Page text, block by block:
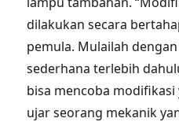
dilakukan secara
pemula. Mulailah
sederhana terlebih
bisa mencoba
ujar seorang mekanik